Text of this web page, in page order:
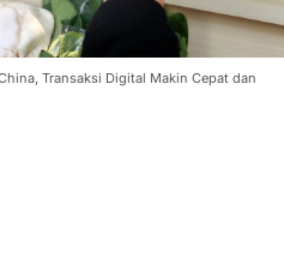
Transaksi Digital Makin Cepat dan